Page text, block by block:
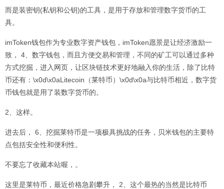
而是装密钥(私钥和公钥)的工具，是用于存放和管理数字货币的工
具。
imToken钱包作为专业数字资产钱包，imToken愿景是让经济激励一
致， 4、数字钱包，而且方便交易和管理，不同的矿工可以通过多种
方式挖掘，进入网页，让区块链技术更好地融入你的生活，除了比特
币还有：\x0d\x0aLitecoin（莱特币）\x0d\x0a与比特币相近，数字货
币钱包就是用了装数字货币的。
2、这样。
进去后， 6、挖掘莱特币是一项极具挑战的任务，贝米钱包的主要特
点包括安全性和便利性。
不要忘了收藏本站喔，。
这里是莱特币，最近价格急剧攀升， 2、这个最热的当然是比特币